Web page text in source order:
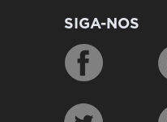
SIGA-NOS